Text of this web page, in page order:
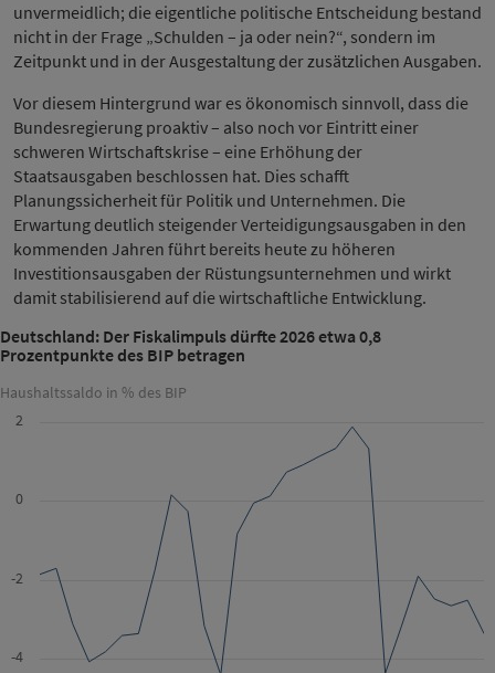
unvermeidlich; die eigentliche politische Entscheidung bestand
nicht in der Frage „Schulden – ja oder nein?“, sondern im
Zeitpunkt und in der Ausgestaltung der zusätzlichen Ausgaben.
Vor diesem Hintergrund war es ökonomisch sinnvoll, dass die
Bundesregierung proaktiv – also noch vor Eintritt einer
schweren Wirtschaftskrise – eine Erhöhung der
Staatsausgaben beschlossen hat. Dies schafft
Planungssicherheit für Politik und Unternehmen. Die
Erwartung deutlich steigender Verteidigungsausgaben in den
kommenden Jahren führt bereits heute zu höheren
Investitionsausgaben der Rüstungsunternehmen und wirkt
damit stabilisierend auf die wirtschaftliche Entwicklung.
Deutschland: Der Fiskalimpuls dürfte 2026 etwa 0,8
Prozentpunkte des BIP betragen
Haushaltssaldo in % des BIP
-4
-2
0
2